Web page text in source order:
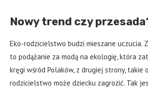
Nowy trend czy
Eko-rodzicielstwo budzi mieszane uczucia.
to podążanie za modą na ekologię, która
kręgi wśród Polaków, z drugiej strony, takie
rodzicielstwo może dziecku zagrozić. Tak